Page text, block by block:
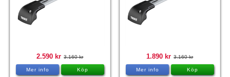
2.590 kr 3.160 kr
Mer info Köp
1.890 kr 3.160 kr
Mer info Köp